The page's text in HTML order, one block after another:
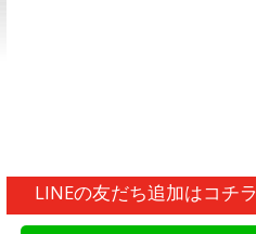
LINEの友だち追加はコチラ